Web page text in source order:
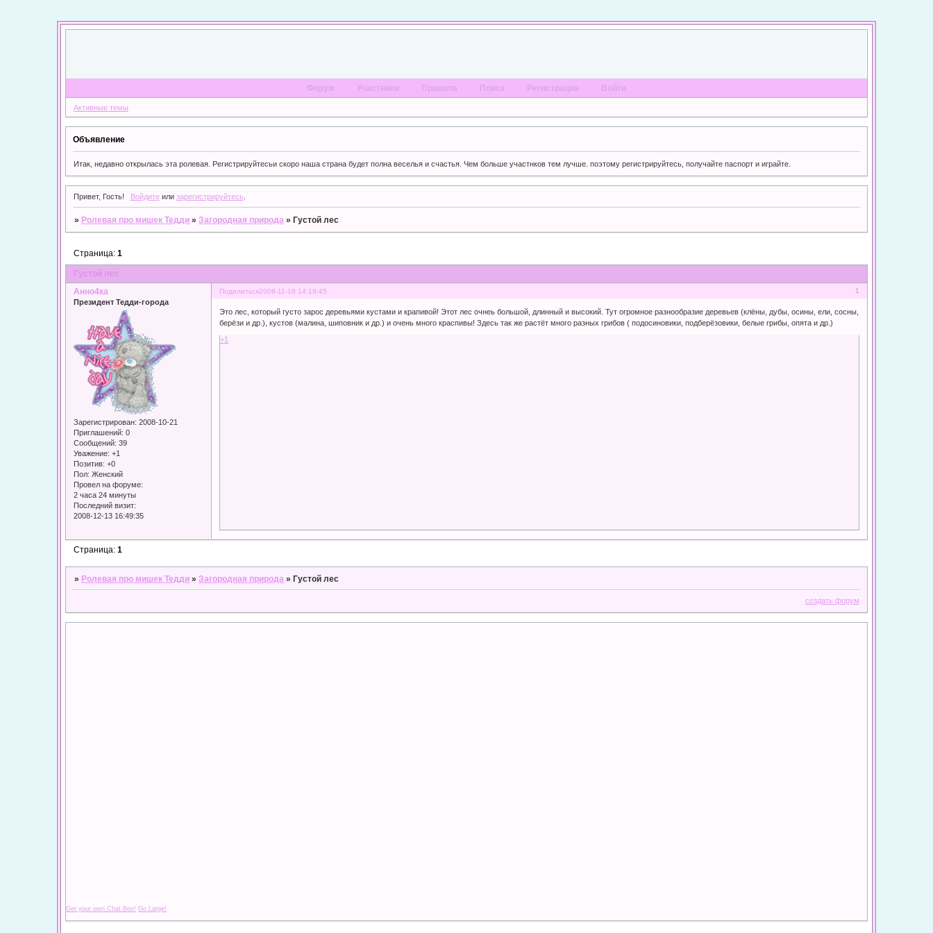
Форум Участники Правила Поиск Регистрация Войти
Активные темы
Объявление
Итак, недавно открылась эта ролевая. Регистрируйтесьи скоро наша страна будет полна веселья и счастья. Чем больше участнков тем лучше. поэтому регистрируйтесь, получайте паспорт и играйте.
Привет, Гость! Войдитеили зарегистрируйтесь
» Ролевая про мишек Тедди »Загородная природа »Густой лес
Густой лес
Страница:1
Поделиться 1
2008-11-18 14:19:45
Анно4ка
Президент Тедди-города
Зарегистрирован: 2008-10-21
Приглашений: 0
Сообщений: 39
Уважение: +1
Позитив: +0
Пол: Женский
Провел на форуме:
2 часа 24 минуты
Последний визит:
2008-12-13 16:49:35
Это лес, который густо зарос деревьями кустами и крапивой! Этот лес очнеь большой, длинный и высокий. Тут огромное разнообразие деревьев (клёны, дубы, осины, ели, сосны,
берёзи и др.), кустов (малина, шиповник и др.) и очень много краспивы! Здесь так же растёт много разных грибов ( подосиновики, подберёзовики, белые грибы, опята и др.)
+1
Страница:1
» Ролевая про мишек Тедди »Загородная природа » Густой лес
создать форум
Get your own Chat Box! Go Large!